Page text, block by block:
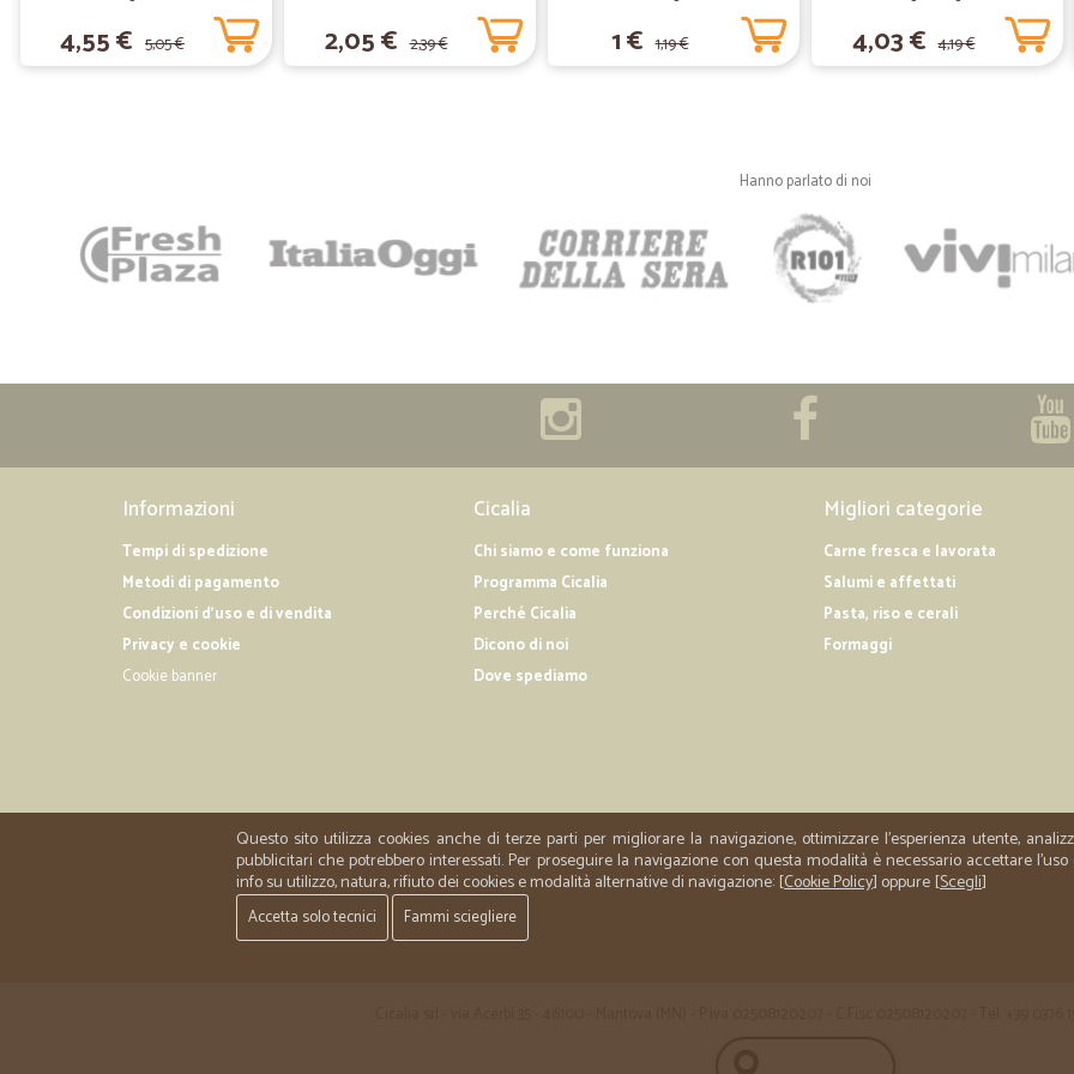
Mariangela B.
Sono veramente contenta
Tutto bene
È stata la prima di altre
Ho fatto la spesa per la
Ho fatto la spesa per la prima
facendo la lista per la prossima
—
Onesti e corretti il vettore
Onesti e corretti il vettore ha
perfette. Ottimo servizio Grazie alla
4,55 € 5,05 € 2,05 € 2,39 € 1 € 1,19 € 4,03 € 4,19 €
Hanno parlato di noi
Informazioni
Tempi di spedizione
Metodi di pagamento
Condizioni d'uso e di vendita
Privacy e cookie
Cookie banner
Cicalia
Chi siamo e come funziona
Programma Cicalia
Perché Cicalia
Dicono di noi
Dove spediamo
Migliori categorie
Carne fresca e lavorata
Salumi e affettati
Pasta, riso e cerali
Formaggi
Questo sito utilizza cookies anche di terze parti per migliorare la navigazione, ottimizzare l'esperienza utente,
pubblicitari che potrebbero interessati. Per proseguire la navigazione con questa modalità è necessario accettare
info su utilizzo, natura, rifiuto dei cookies e modalità alternative di navigazione: [Cookie Policy] oppure [Scegli]
Accetta solo tecnici Fammi sciegliere